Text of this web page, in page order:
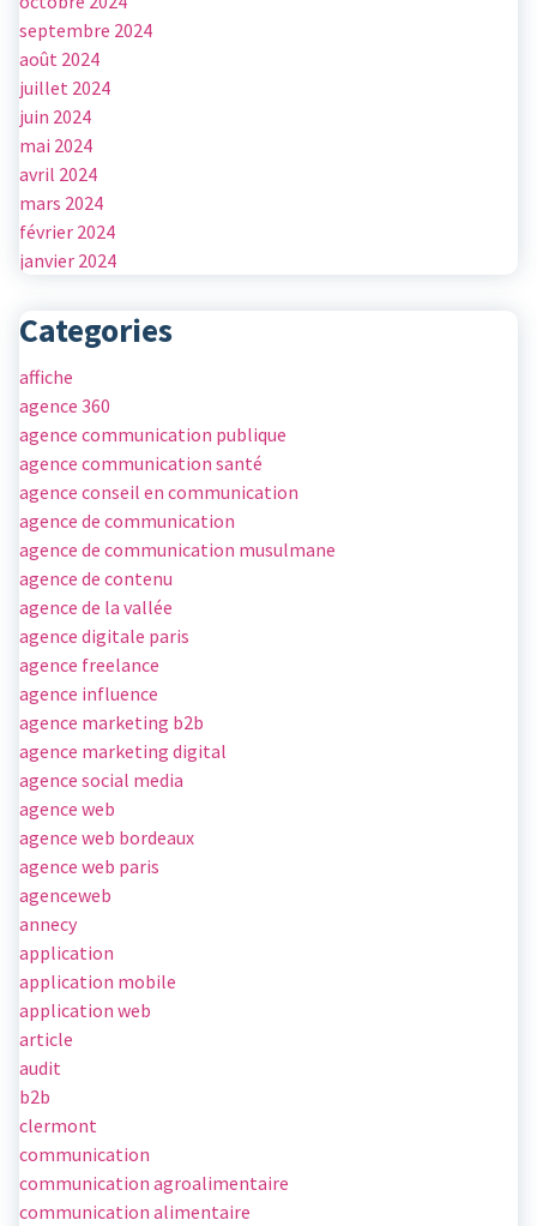
septembre 2024
août 2024
juillet 2024
juin 2024
mai 2024
avril 2024
mars 2024
février 2024
janvier 2024
Categories
affiche
agence 360
agence communication publique
agence communication santé
agence conseil en communication
agence de communication
agence de communication musulmane
agence de contenu
agence de la vallée
agence digitale paris
agence freelance
agence influence
agence marketing b2b
agence marketing digital
agence social media
agence web
agence web bordeaux
agence web paris
agenceweb
annecy
application
application mobile
application web
article
audit
b2b
clermont
communication
communication agroalimentaire
communication alimentaire